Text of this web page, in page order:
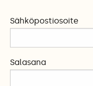
Sähköpostiosoite
Salasana